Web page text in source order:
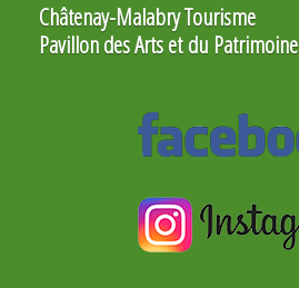
Châtenay-Malabry Tourisme
Pavillon des Arts et du Patrimoine